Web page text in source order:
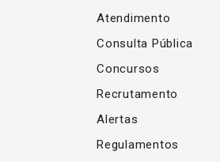
Atendimento
Consulta Pública
Concursos
Recrutamento
Alertas
Regulamentos